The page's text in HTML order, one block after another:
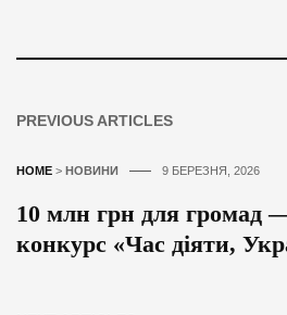
PREVIOUS ARTICLES
HOME > НОВИНИ 9 БЕРЕЗНЯ, 2026
10 млн грн для громад
конкурс «Час діяти,